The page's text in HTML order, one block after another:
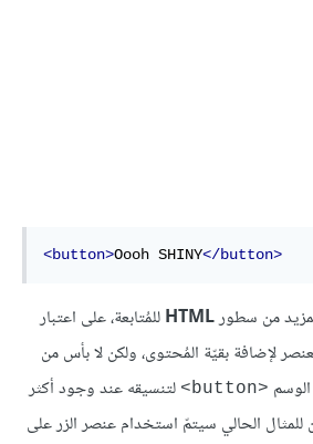
<button>Oooh SHINY</button>
من سطورHTMLللمُتابعة، على اعتبار
لإضافة بقيّة المُحتوى، ولكن لا بأس من
<button>
لتنسيقه عند وجود أكثر
الحالي سيتمّ استخدام عنصر الزر على